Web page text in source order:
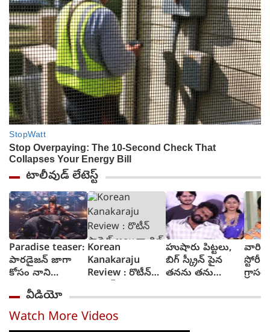
టాలీవుడ్ లేటెస్ట్
Paradise teaser:
పారడైజన్ జాగా
కోసం నాని
రక్తపాతం స్రుష్టించిన
టీజర్ వచ్చేసింది
Korean
Kanakaraju
Review : రొటీన్
థ్రిల్ కలిగించే కథగా
కొరియన్ కనకరాజు
- రివ్యూ
హుషారు పిట్టలు,
బిగ్ స్క్రీన్ పైన
తనను తను
పగలగొట్టుకున్న
వారి
స్టోరీ
వీడియో
Watch More Videos